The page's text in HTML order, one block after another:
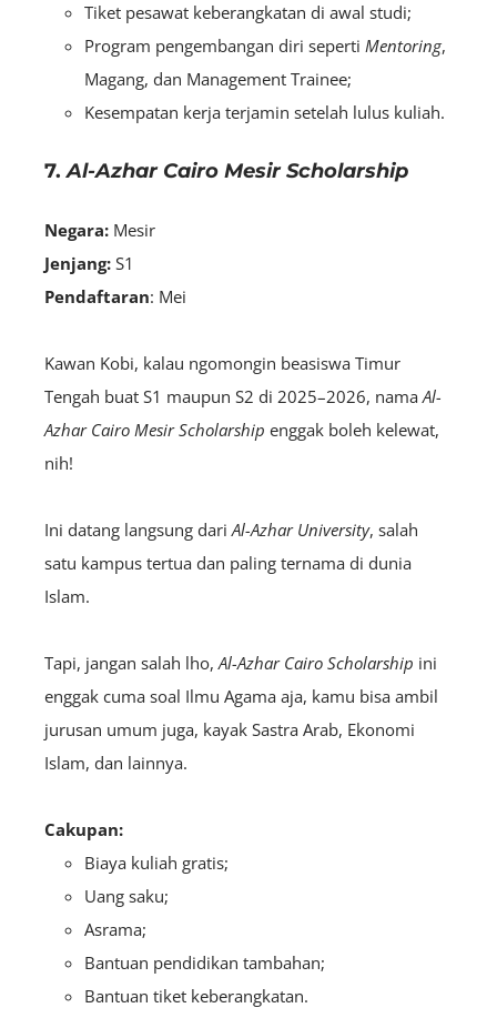
Tiket pesawat keberangkatan di awal studi;
Program pengembangan diri seperti Mentoring,
Magang, dan Management Trainee;
Kesempatan kerja terjamin setelah lulus kuliah.
7.Al-Azhar Cairo Mesir Scholarship
Negara: Mesir
Jenjang: S1
Pendaftaran: Mei
Kawan Kobi, kalau ngomongin beasiswa Timur
Tengah buat S1 maupun S2 di 2025–2026, namaAl-
Azhar Cairo Mesir Scholarship enggak boleh kelewat,
nih!
Ini datang langsung dariAl-Azhar University, salah
satu kampus tertua dan paling ternama di dunia
Islam.
Tapi, jangan salah lho,Al-Azhar Cairo Scholarship ini
enggak cuma soal Ilmu Agama aja, kamu bisa ambil
jurusan umum juga, kayak Sastra Arab, Ekonomi
Islam, dan lainnya.
Cakupan:
Biaya kuliah gratis;
Uang saku;
Asrama;
Bantuan pendidikan tambahan;
Bantuan tiket keberangkatan.